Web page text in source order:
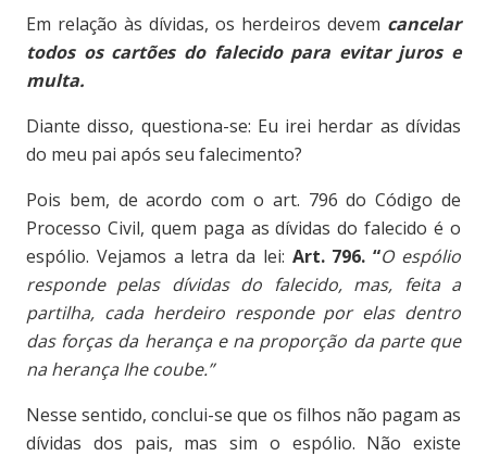
Em relação às dívidas, os herdeiros devem cancelar
todos os cartões do falecido para evitar juros e
multa.
Diante disso, questiona-se: Eu irei herdar as dívidas
do meu pai após seu falecimento?
Pois bem, de acordo com o art. 796 do Código de
Processo Civil, quem paga as dívidas do falecido é o
espólio. Vejamos a letra da lei: Art. 796. “O espólio
responde pelas dívidas do falecido, mas, feita a
partilha, cada herdeiro responde por elas dentro
das forças da herança e na proporção da parte que
na herança Ihe coube.”
Nesse sentido, conclui-se que os filhos não pagam as
dívidas dos pais, mas sim o espólio. Não existe